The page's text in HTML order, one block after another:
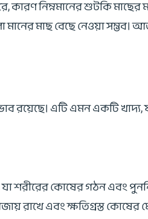
কারণ নিম্নমানের শুটকি
মাছ বেছে নেওয়া
রয়েছে। এটি এমন একটি
শরীরের কোষের গঠন এবং
রাখে এবং ক্ষতিগ্রস্ত